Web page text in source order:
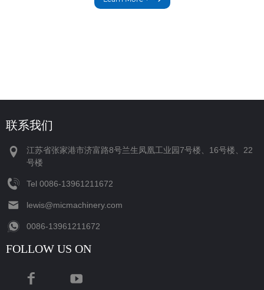
联系我们
江苏省张家港市济富路8号兰生凤凰工业园7号楼、16号楼、22
号楼
Tel ‪0086-13961211672‬
lewis@micmachinery.com
‪0086-13961211672‬
FOLLOW US ON